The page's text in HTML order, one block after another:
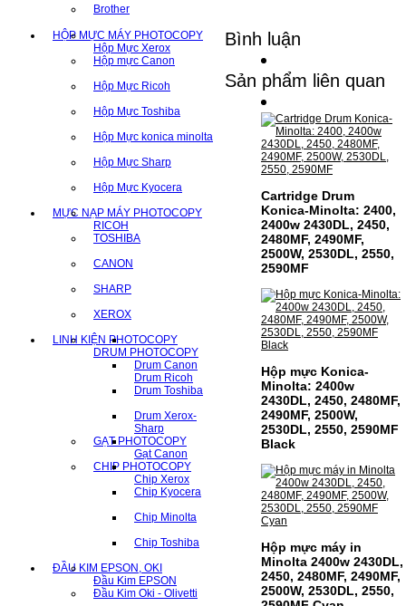
Brother
HỘP MỰC MÁY PHOTOCOPY
Hộp Mực Xerox
Hộp mực Canon
Hộp Mực Ricoh
Hộp Mực Toshiba
Hộp Mực konica minolta
Hộp Mực Sharp
Hộp Mực Kyocera
MỰC NẠP MÁY PHOTOCOPY
RICOH
TOSHIBA
CANON
SHARP
XEROX
LINH KIỆN PHOTOCOPY
DRUM PHOTOCOPY
Drum Canon
Drum Ricoh
Drum Toshiba
Drum Xerox-
Sharp
GẠT PHOTOCOPY
Gạt Canon
CHIP PHOTOCOPY
Chip Xerox
Chip Kyocera
Chip Minolta
Chip Toshiba
ĐẦU KIM EPSON, OKI
Đầu Kim EPSON
Đầu Kim Oki - Olivetti
Bình luận
Sản phẩm liên quan
Cartridge Drum
Konica-Minolta: 2400,
2400w 2430DL, 2450,
2480MF, 2490MF,
2500W, 2530DL, 2550,
2590MF
Hộp mực Konica-
Minolta: 2400w
2430DL, 2450, 2480MF,
2490MF, 2500W,
2530DL, 2550, 2590MF
Black
Hộp mực máy in
Minolta 2400w 2430DL,
2450, 2480MF, 2490MF,
2500W, 2530DL, 2550,